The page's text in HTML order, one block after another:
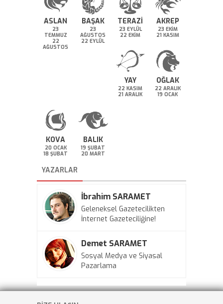
ASLAN
23
TEMMUZ
22
AĞUSTOS
BAŞAK
23
AĞUSTOS
22 EYLÜL
TERAZİ
23 EYLÜL
22 EKİM
AKREP
23 EKİM
21 KASIM
YAY
22 KASIM
21 ARALIK
OĞLAK
22 ARALIK
19 OCAK
KOVA
20 OCAK
18 ŞUBAT
BALIK
19 ŞUBAT
20 MART
YAZARLAR
İbrahim SARAMET
Geleneksel Gazetecilikten
İnternet Gazeteciliğine!
Demet SARAMET
Sosyal Medya ve Siyasal
Pazarlama